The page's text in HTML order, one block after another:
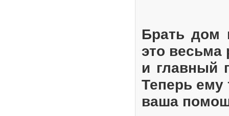
Брать дом
это весьма
и главный
Теперь ему
ваша